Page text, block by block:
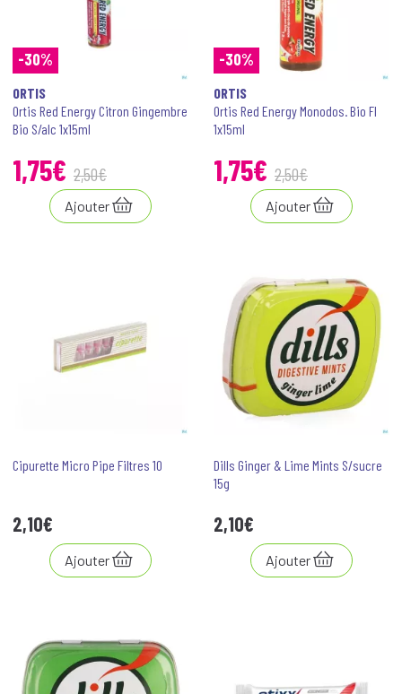
-30%
ORTIS
Ortis Red Energy Citron Gingembre
Bio S/alc 1x15ml
1,75€ 2,50€
Ajouter
-30%
ORTIS
Ortis Red Energy Monodos. Bio Fl
1x15ml
1,75€ 2,50€
Ajouter
Cipurette Micro Pipe Filtres 10
2,10€
Ajouter
Dills Ginger & Lime Mints S/sucre
15g
2,10€
Ajouter